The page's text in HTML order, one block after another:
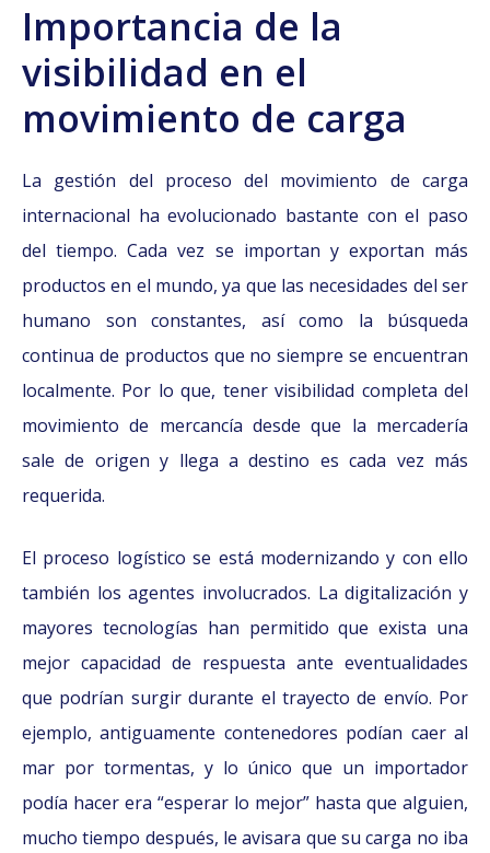
Importancia de la
visibilidad en el
movimiento de carga
La gestión del proceso del movimiento de carga
internacional ha evolucionado bastante con el paso
del tiempo. Cada vez se importan y exportan más
productos en el mundo, ya que las necesidades del ser
humano son constantes, así como la búsqueda
continua de productos que no siempre se encuentran
localmente. Por lo que, tener visibilidad completa del
movimiento de mercancía desde que la mercadería
sale de origen y llega a destino es cada vez más
requerida.
El proceso logístico se está modernizando y con ello
también los agentes involucrados. La digitalización y
mayores tecnologías han permitido que exista una
mejor capacidad de respuesta ante eventualidades
que podrían surgir durante el trayecto de envío. Por
ejemplo, antiguamente contenedores podían caer al
mar por tormentas, y lo único que un importador
podía hacer era “esperar lo mejor” hasta que alguien,
mucho tiempo después, le avisara que su carga no iba